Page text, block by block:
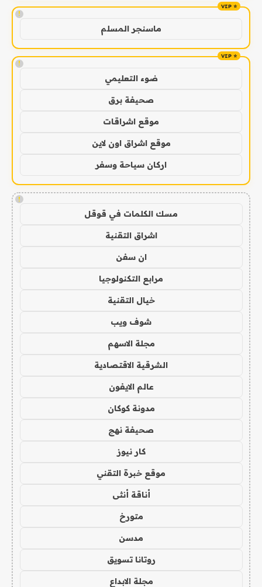
!
ماسنجر المسلم
!
ضوء التعليمي
صحيفة برق
موقع اشراقات
موقع اشراق اون لاين
اركان سياحة وسفر
!
مسك الكلمات في قوقل
اشراق التقنية
ان سفن
مرابع التكنولوجيا
خيال التقنية
شوف ويب
مجلة الاسهم
الشرقية الاقتصادية
عالم الايفون
مدونة كوكان
صحيفة نهج
كار نيوز
موقع خبرة التقني
أناقة أنثى
متورخ
مدسن
روتانا تسويق
مجلة الابداع